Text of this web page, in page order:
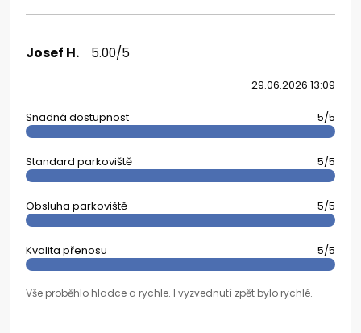
Josef H. 5.00/5
29.06.2026 13:09
Snadná dostupnost 5/5
Standard parkoviště 5/5
Obsluha parkoviště 5/5
Kvalita přenosu 5/5
Vše proběhlo hladce a rychle. I vyzvednutí zpět bylo rychlé.